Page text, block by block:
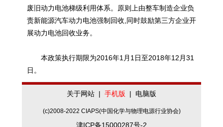
废旧动力电池梯级利用体系。原则上由整车制造企业负
责新能源汽车动力电池强制回收,同时鼓励第三方企业开
展动力电池回收业务。
本政策执行期限为2016年1月1日至2018年12月31
日。
关于网站 | 手机版 | 电脑版
(c)2008-2022 CIAPS(中国化学与物理电源行业协会)
津ICP备15000287号-2